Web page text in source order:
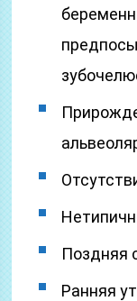
Поздняя
Ранняя